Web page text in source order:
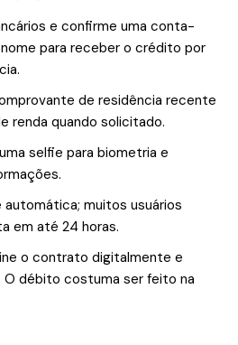
e confirme uma conta-
para receber o crédito por
de residência recente
renda quando solicitado.
selfie para biometria e
automática; muitos usuários
em até 24 horas.
o contrato digitalmente e
O débito costuma ser feito na